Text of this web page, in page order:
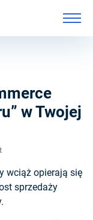
w Twojej
wciąż opierają się
sprzedaży